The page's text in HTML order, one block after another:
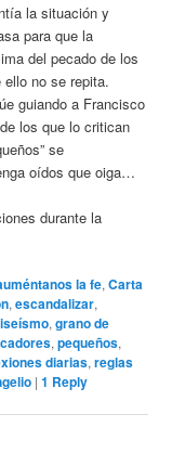
la situación y
para que la
del pecado de los
no se repita.
guiando a Francisco
los que lo critican
se
oídos que oiga…
durante la
la fe,Carta
,escandalizar,
,grano de
,pequeños,
diarias,reglas
|1 Reply